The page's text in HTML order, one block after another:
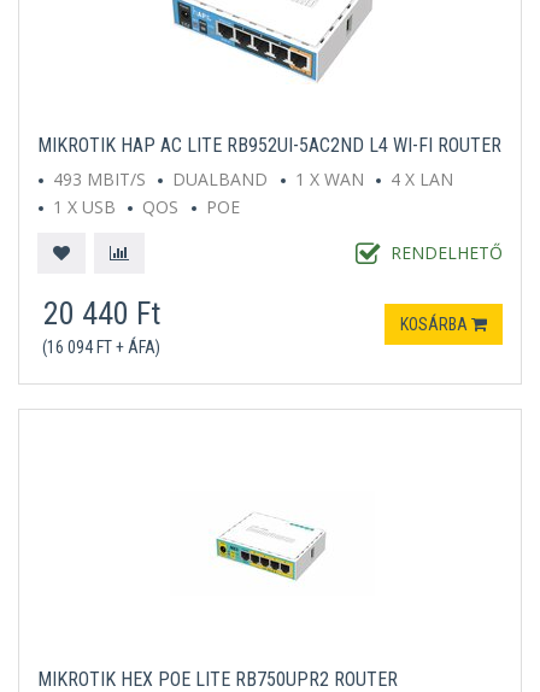
MIKROTIK HAP AC LITE RB952UI-5AC2ND L4 WI-FI ROUTER
493 MBIT/S
DUALBAND 1 X WAN
4 X LAN
1 X USB
QOS POE
RENDELHETŐ
20 440 Ft
(16 094 FT + ÁFA)
KOSÁRBA
MIKROTIK HEX POE LITE RB750UPR2 ROUTER